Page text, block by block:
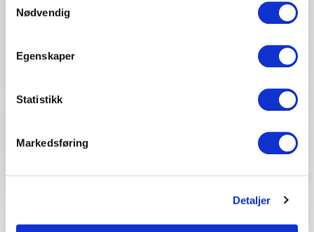
Nødvendig
Egenskaper
Statistikk
Markedsføring
Detaljer